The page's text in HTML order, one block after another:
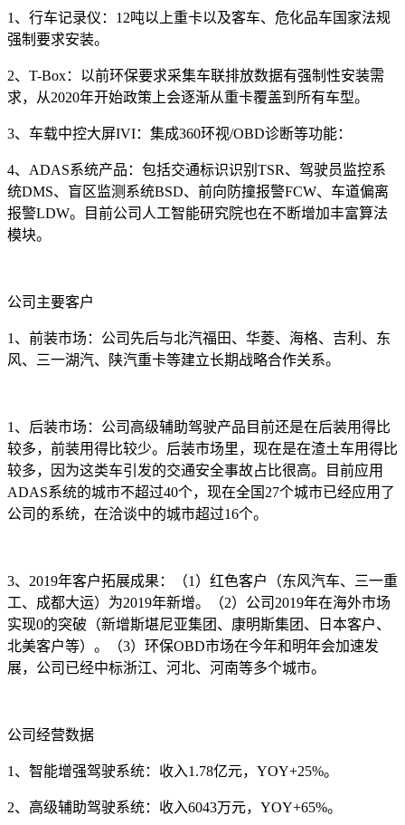
1、行车记录仪：12吨以上重卡以及客车、危化品车国家法规
强制要求安装。
2、T-Box：以前环保要求采集车联排放数据有强制性安装需
求，从2020年开始政策上会逐渐从重卡覆盖到所有车型。
3、车载中控大屏IVI：集成360环视/OBD诊断等功能：
4、ADAS系统产品：包括交通标识识别TSR、驾驶员监控系
统DMS、盲区监测系统BSD、前向防撞报警FCW、车道偏离
报警LDW。目前公司人工智能研究院也在不断增加丰富算法
模块。
公司主要客户
1、前装市场：公司先后与北汽福田、华菱、海格、吉利、东
风、三一湖汽、陕汽重卡等建立长期战略合作关系。
1、后装市场：公司高级辅助驾驶产品目前还是在后装用得比
较多，前装用得比较少。后装市场里，现在是在渣土车用得比
较多，因为这类车引发的交通安全事故占比很高。目前应用
ADAS系统的城市不超过40个，现在全国27个城市已经应用了
公司的系统，在洽谈中的城市超过16个。
3、2019年客户拓展成果：（1）红色客户（东风汽车、三一重
工、成都大运）为2019年新增。（2）公司2019年在海外市场
实现0的突破（新增斯堪尼亚集团、康明斯集团、日本客户、
北美客户等）。（3）环保OBD市场在今年和明年会加速发
展，公司已经中标浙江、河北、河南等多个城市。
公司经营数据
1、智能增强驾驶系统：收入1.78亿元，YOY+25%。
2、高级辅助驾驶系统：收入6043万元，YOY+65%。